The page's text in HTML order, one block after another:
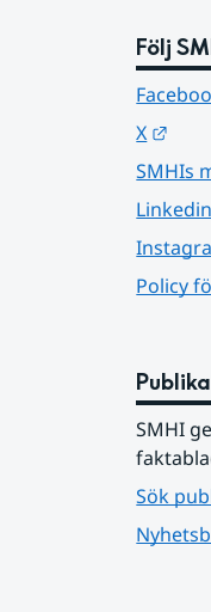
Följ
X
SMHIs
Linkedin
Policy
SMHI
Sök